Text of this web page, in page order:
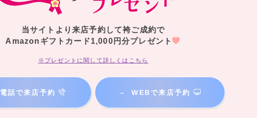
当サイトより来店予約して袴ご成約で
Amazonギフトカード1,000円分プレゼント
※プレゼントに関して詳しくはこちら
電話で来店予約 → WEBで来店予約